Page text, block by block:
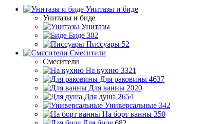
Унитазы и биде
Унитазы и биде
Унитазы
Биде 302
Писсуары 52
Смесители
Смесители
На кухню 3321
Для раковины 4637
Для ванны 2020
Для душа 2654
Универсальные 342
На борт ванны 350